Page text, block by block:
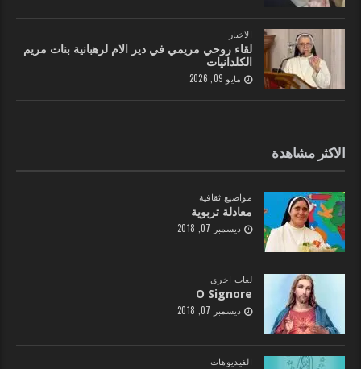
الاخبار
لقاء روحي مريمي في دير الام لرهبانية بنات مريم
الكلدانيات
مايو 09, 2026
الاكثر مشاهدة
مواضيع ثقافية
معادلة تربوية
ديسمبر 07, 2018
لغات اخرى
O Signore
ديسمبر 07, 2018
الفيديوهات